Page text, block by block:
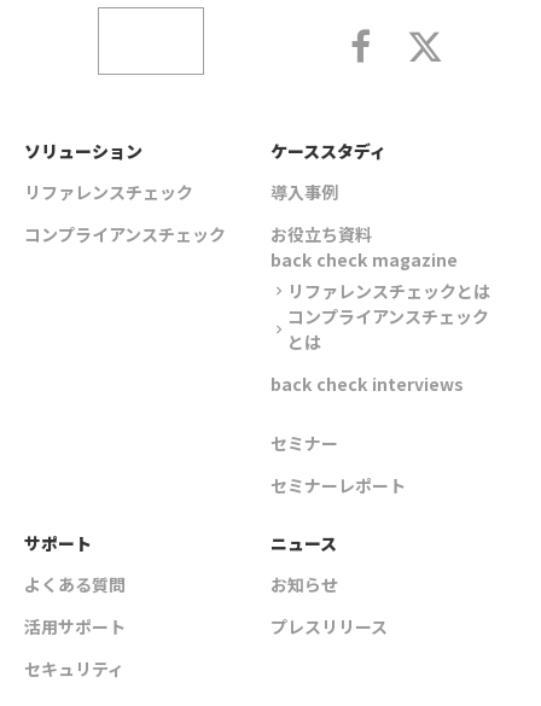
ソリューション
リファレンスチェック
コンプライアンスチェック
ケーススタディ
導入事例
お役立ち資料
back check magazine
chevron_right リファレンスチェックとは
chevron_right
コンプライアンスチェック
とは
back check interviews
セミナー
セミナーレポート
サポート
よくある質問
活用サポート
セキュリティ
ニュース
お知らせ
プレスリリース